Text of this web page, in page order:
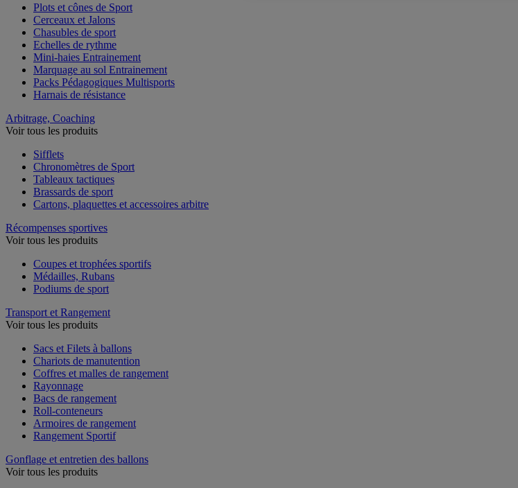
Plots et cônes de Sport
Cerceaux et Jalons
Chasubles de sport
Echelles de rythme
Mini-haies Entrainement
Marquage au sol Entrainement
Packs Pédagogiques Multisports
Harnais de résistance
Arbitrage, Coaching
Voir tous les produits
Sifflets
Chronomètres de Sport
Tableaux tactiques
Brassards de sport
Cartons, plaquettes et accessoires arbitre
Récompenses sportives
Voir tous les produits
Coupes et trophées sportifs
Médailles, Rubans
Podiums de sport
Transport et Rangement
Voir tous les produits
Sacs et Filets à ballons
Chariots de manutention
Coffres et malles de rangement
Rayonnage
Bacs de rangement
Roll-conteneurs
Armoires de rangement
Rangement Sportif
Gonflage et entretien des ballons
Voir tous les produits